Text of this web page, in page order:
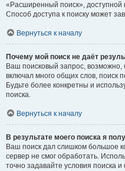
«Расширенный поиск», доступной
Способ доступа к поиску может
Вернуться к началу
Почему мой поиск не даёт
Ваш поисковый запрос,
включал много общих слов, поиск
Будьте более конкретны и
поиска.
Вернуться к началу
В результате моего поиска я
Ваш поиск дал слишком большое
сервер не смог обработать.
точно задавайте условия поиска